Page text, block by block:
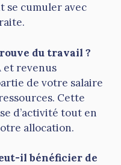
se cumuler avec
du travail ?
et revenus
de votre salaire
Cette
d’activité tout en
allocation.
il bénéficier de